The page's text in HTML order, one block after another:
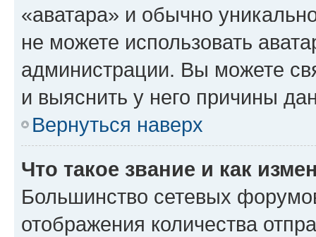
«аватара» и обычно
не можете использовать
администрации. Вы можете
и выяснить у него причины
Вернуться наверх
Что такое звание и как
Большинство сетевых
отображения количества